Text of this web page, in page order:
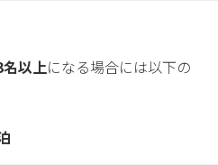
名以上になる場合には以下の